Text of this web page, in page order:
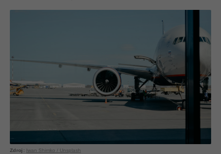
Iwan Shimko / Unsplash